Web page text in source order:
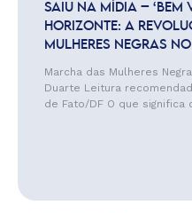
SAIU NA MÍDIA – ‘BEM
HORIZONTE: A
MULHERES NEGRAS
Marcha das Mulheres
Duarte Leitura
de Fato/DF O que significa